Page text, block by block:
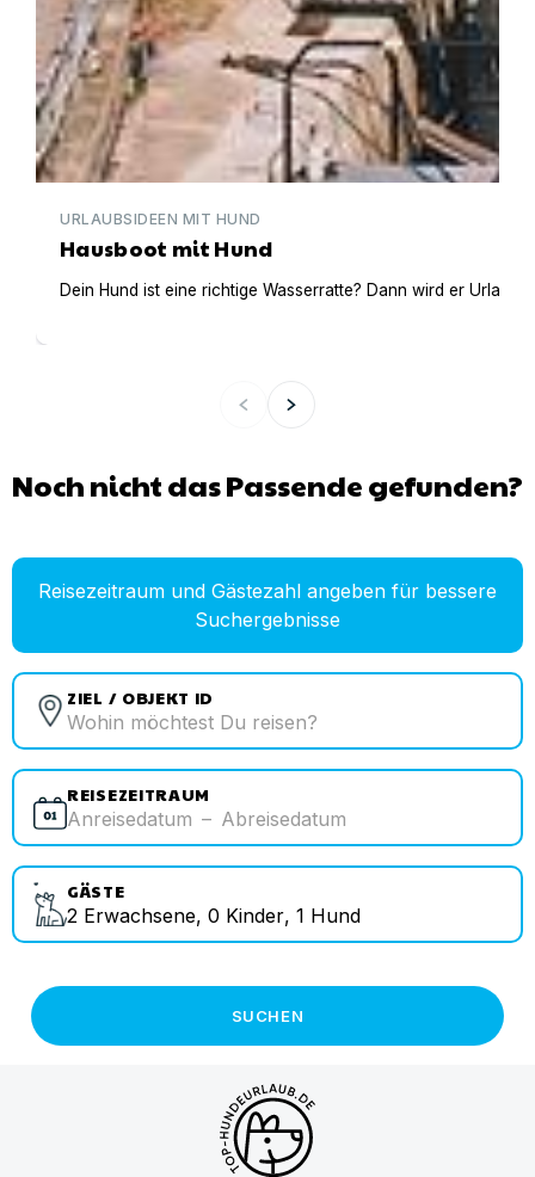
URLAUBSIDEEN MIT HUND
Hausboot mit Hund
Dein Hund ist eine richtige Wasserratte? Dann wird er
Noch nicht das Passende gefunden?
Reisezeitraum und Gästezahl angeben für bessere
Suchergebnisse
ZIEL / OBJEKT ID
REISEZEITRAUM
Anreisedatum – Abreisedatum
GÄSTE
2 Erwachsene, 0 Kinder, 1 Hund
SUCHEN